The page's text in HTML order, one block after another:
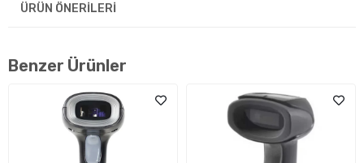
ÜRÜN ÖNERILERI
Benzer Ürünler